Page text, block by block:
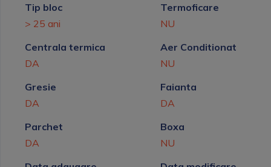
Tip bloc
> 25 ani
Termoficare
NU
Centrala termica
DA
Aer Conditionat
NU
Gresie
DA
Faianta
DA
Parchet
DA
Boxa
NU